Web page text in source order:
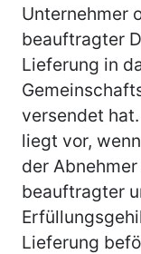
Unternehmer
beauftragter
Lieferung in
versendet hat.
liegt vor,
der
beauftragter
Lieferung